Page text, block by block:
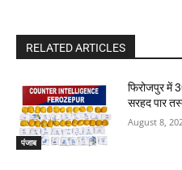
RELATED ARTICLES
पंजाब
फिरोजपुर में
सरहद पार
August 8,